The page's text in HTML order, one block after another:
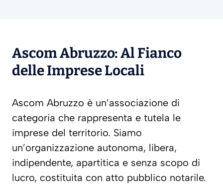
Ascom Abruzzo: Al Fianco
delle Imprese Locali
Ascom Abruzzo è un’associazione di
categoria che rappresenta e tutela le
imprese del territorio. Siamo
un’organizzazione autonoma, libera,
indipendente, apartitica e senza scopo di
lucro, costituita con atto pubblico notarile.